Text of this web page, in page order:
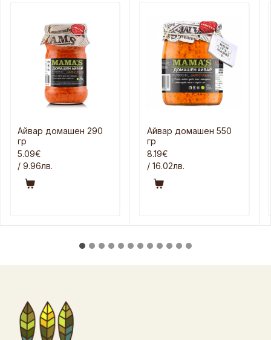
Айвар домашен 290
гр
5.09€
/ 9.96лв.
Айвар домашен 550
гр
8.19€
/ 16.02лв.